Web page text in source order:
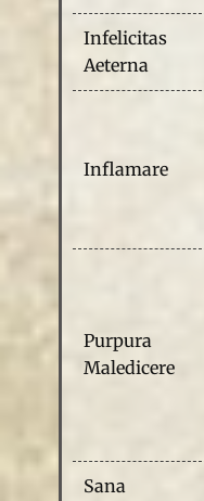
Infelicitas
Aeterna
Inflamare
Purpura
Maledicere
Sana